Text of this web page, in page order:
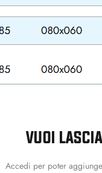
VUOI
Accedi per poter